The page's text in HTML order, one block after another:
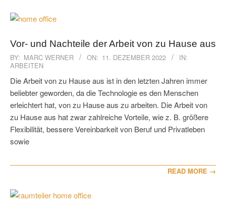
Vor- und Nachteile der Arbeit von zu Hause aus
2022-
12-
11
BY: MARC WERNER ON: 11. DEZEMBER 2022
IN:
ARBEITEN
Die Arbeit von zu Hause aus ist in den letzten Jahren immer
beliebter geworden, da die Technologie es den Menschen
erleichtert hat, von zu Hause aus zu arbeiten. Die Arbeit von
zu Hause aus hat zwar zahlreiche Vorteile, wie z. B. größere
Flexibilität, bessere Vereinbarkeit von Beruf und Privatleben
sowie
READ MORE →